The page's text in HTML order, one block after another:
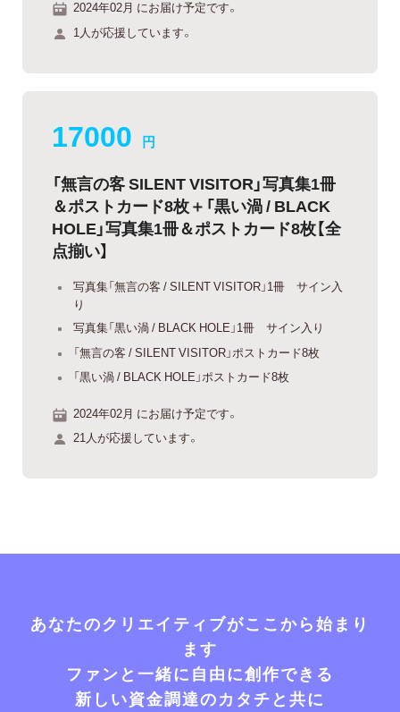
2024年02月 にお届け予定です。
1人が応援しています。
17000 円
「無言の客 SILENT VISITOR」写真集1冊
＆ポストカード8枚＋「黒い渦 / BLACK
HOLE」写真集1冊＆ポストカード8枚【全
点揃い】
写真集「無言の客 / SILENT VISITOR」1冊 サイン入
り
写真集「黒い渦 / BLACK HOLE」1冊 サイン入り
「無言の客 / SILENT VISITOR」ポストカード8枚
「黒い渦 / BLACK HOLE」ポストカード8枚
2024年02月 にお届け予定です。
21人が応援しています。
あなたのクリエイティブがここから始まり
ます
ファンと一緒に自由に創作できる
新しい資金調達のカタチと共に